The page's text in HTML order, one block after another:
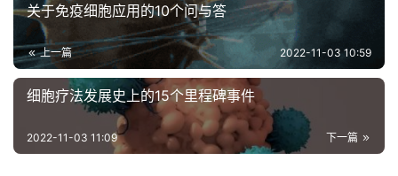
关于免疫细胞应用的10个问与答
上一篇 2022-11-03 10:59
细胞疗法发展史上的15个里程碑事件
下一篇
2022-11-03 11:09